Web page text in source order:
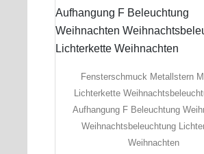
Fensterschmuck Metallstern
Lichterkette
Aufhangung F Beleuchtung
Weihnachtsbeleuchtung
Weihnachten